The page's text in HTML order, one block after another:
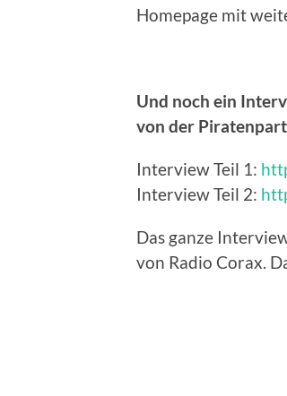
Homepage mit
Und noch ein
von der
Interview Teil 1:
Interview Teil 2:
Das ganze
von Radio Corax.